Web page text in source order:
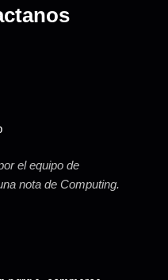
el equipo de
nota de Computing.